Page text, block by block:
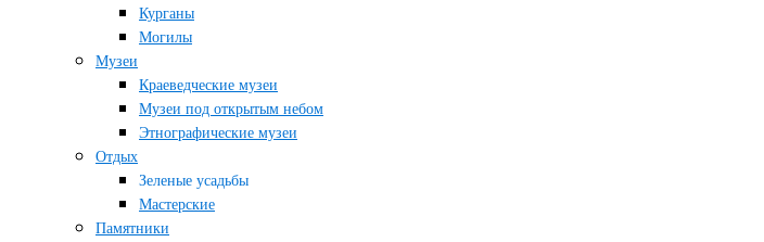
Курганы
Могилы
Музеи
Краеведческие музеи
Музеи под открытым небом
Этнографические музеи
Отдых
Зеленые усадьбы
Мастерские
Памятники